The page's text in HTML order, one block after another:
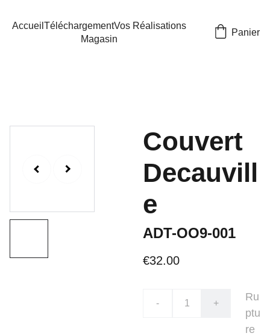
Accueil TéléchargementVos Réalisations
Magasin
Panier
Couvert
Decauvill
e
ADT-OO9-001
€32.00
- +
Ru
ptu
re